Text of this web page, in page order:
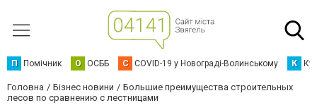
П Помічник О ОСББ C COVID-19 у Новограді-Волинському К
Головна Бізнес новини
Большие преимущества строительных
лесов по сравнению с лестницами